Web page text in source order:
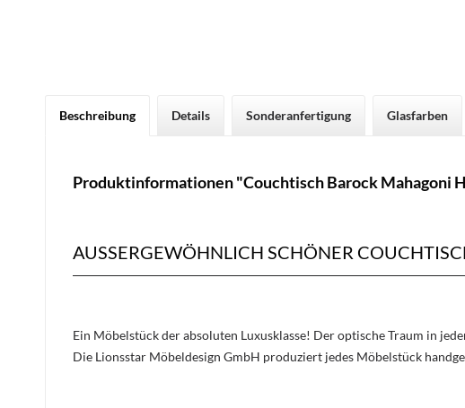
Beschreibung Details Sonderanfertigung Glasfarben
Produktinformationen "Couchtisch Barock Mahagoni
AUSSERGEWÖHNLICH SCHÖNER
Ein Möbelstück der absoluten Luxusklasse! Der optische Traum in
Die Lionsstar Möbeldesign GmbH produziert jedes Möbelstück